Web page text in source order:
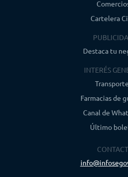
Cartelera
Destaca tu
INTERÉS
Farmacias de
Canal de
Último